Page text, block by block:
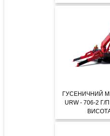
ГУСЕНИЧНИЙ
URW - 706-2